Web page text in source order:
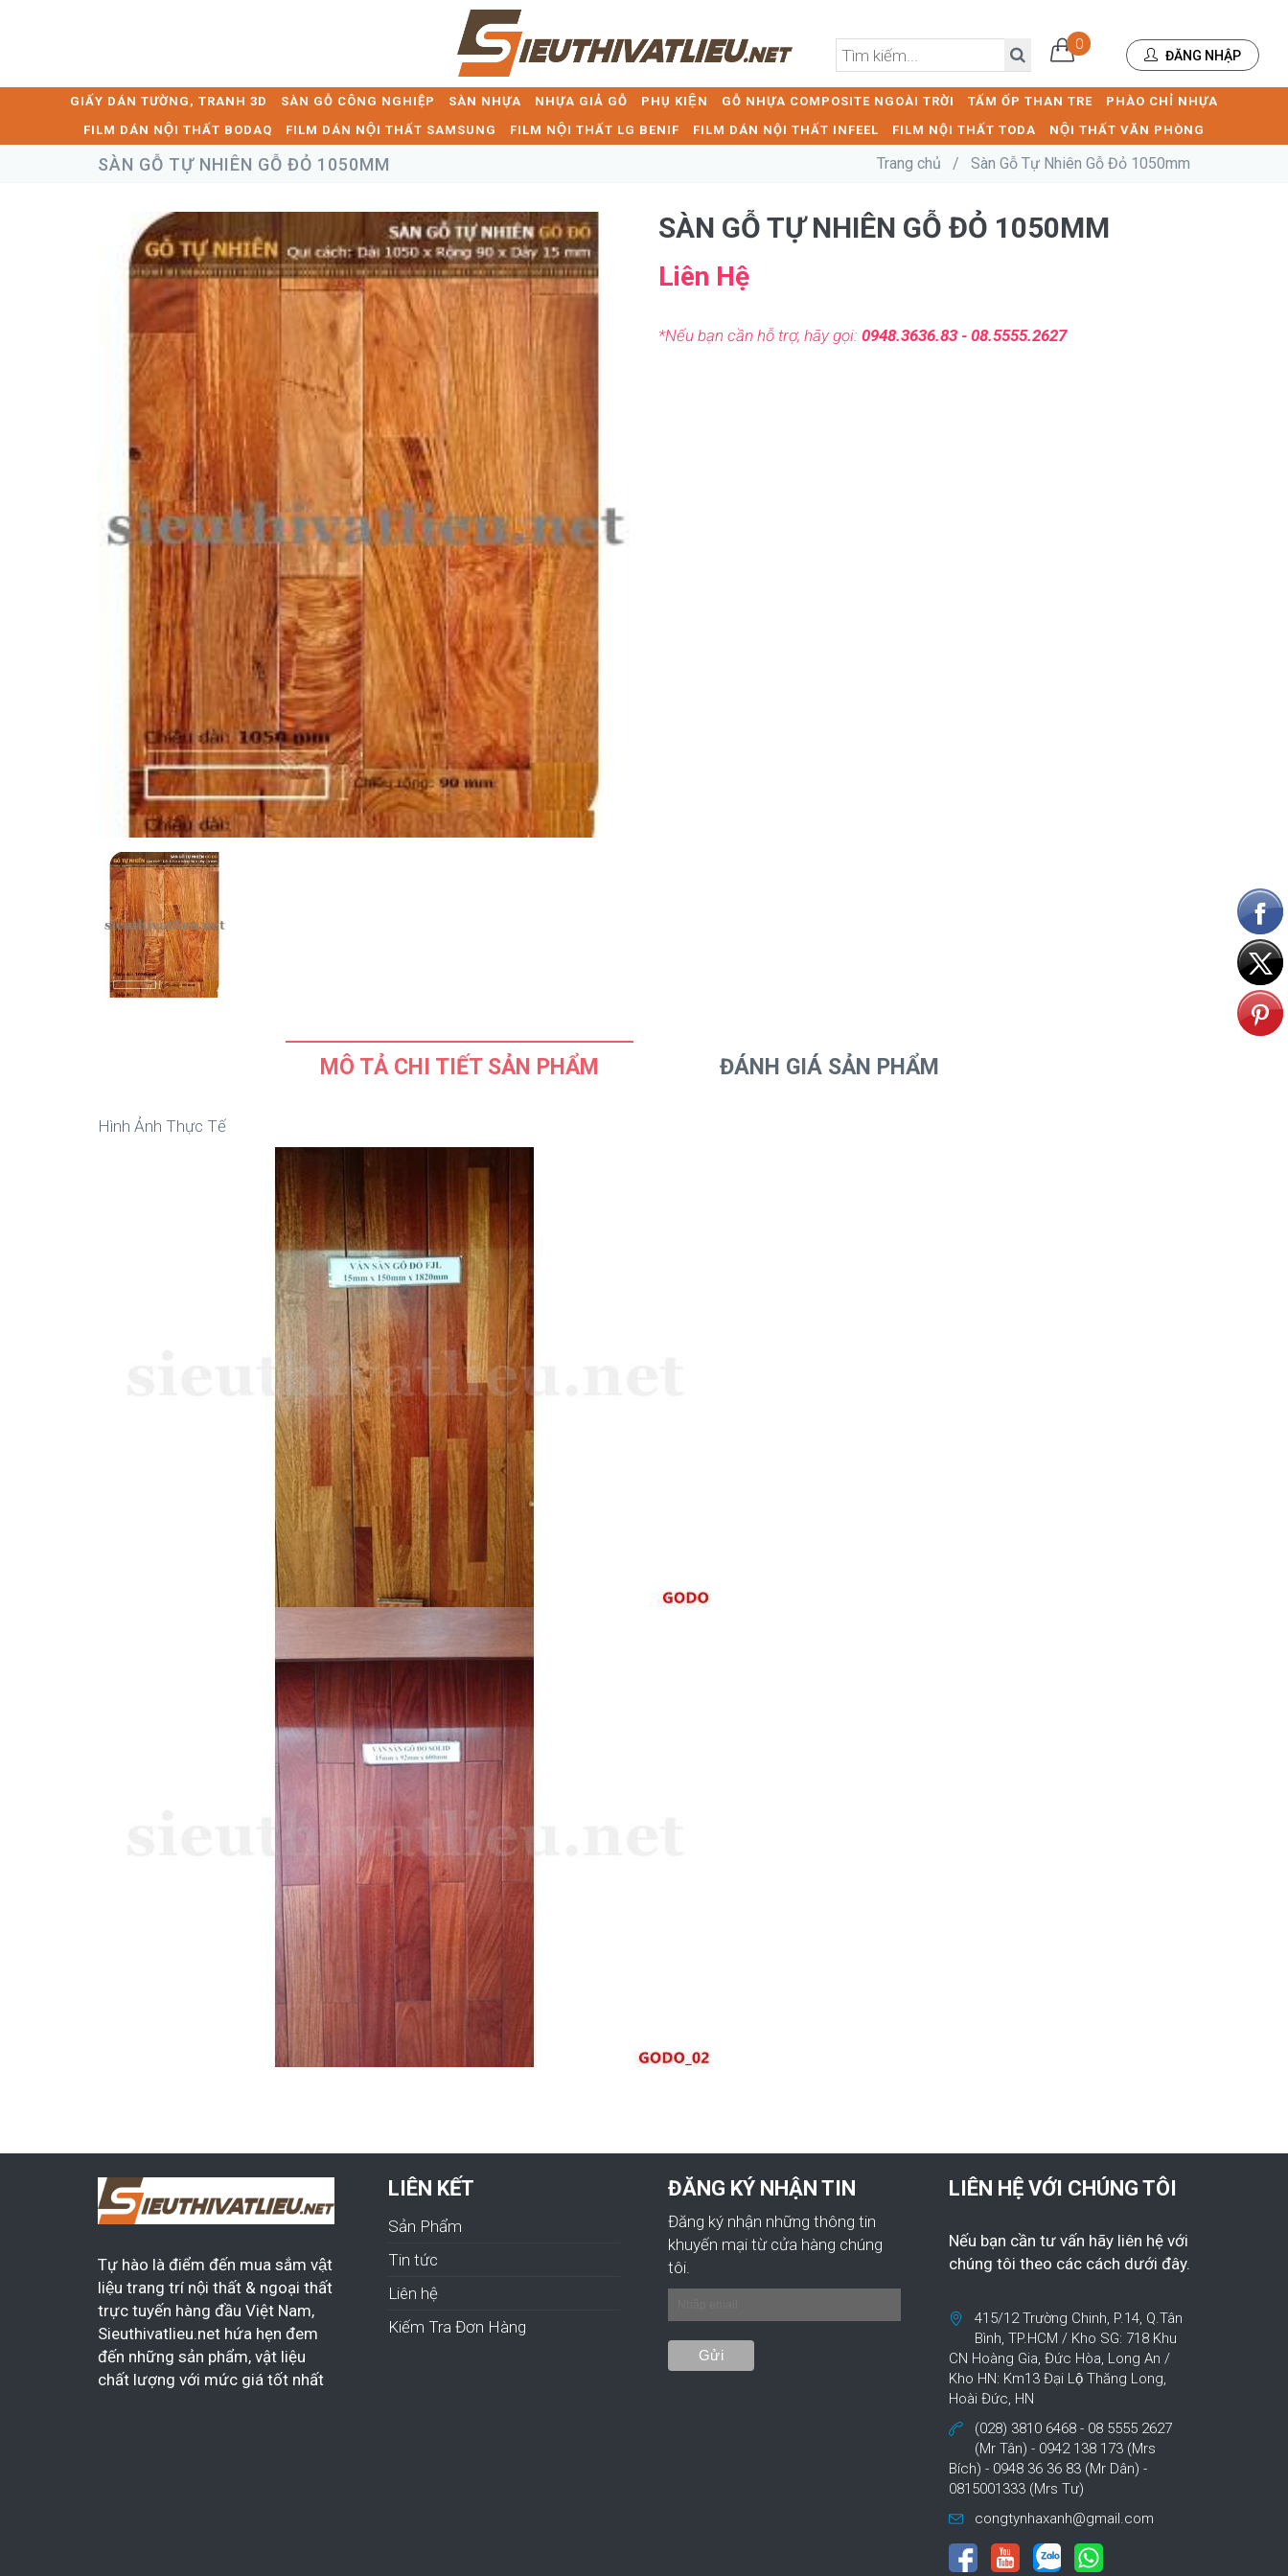
0
ĐĂNG NHẬP
GIẤY DÁN TƯỜNG, TRANH 3D SÀN GỖ CÔNG NGHIỆP SÀN NHỰA NHỰA GIẢ GỖ PHỤ KIỆN GỖ NHỰA COMPOSITE NGOÀI TRỜI TẤM ỐP THAN TRE
PHÀO CHỈ NHỰA
FILM DÁN NỘI THẤT BODAQ
FILM DÁN NỘI THẤT SAMSUNG FILM NỘI THẤT LG BENIF FILM DÁN NỘI THẤT INFEEL FILM NỘI THẤT TODA NỘI THẤT VĂN PHÒNG
SÀN GỖ TỰ NHIÊN GỖ ĐỎ 1050MM Trang chủ / Sàn Gỗ Tự Nhiên Gỗ Đỏ 1050mm
SÀN GỖ TỰ NHIÊN GỖ ĐỎ 1050MM
Liên Hệ
*Nếu bạn cần hỗ trợ, hãy gọi: 0948.3636.83 - 08.5555.2627
MÔ TẢ CHI TIẾT SẢN PHẨM ĐÁNH GIÁ SẢN PHẨM
Hình Ảnh Thực Tế
Tự hào là điểm đến mua sắm vật
liệu trang trí nội thất & ngoại thất
trực tuyến hàng đầu Việt Nam,
Sieuthivatlieu.net hứa hẹn đem
đến những sản phẩm, vật liệu
chất lượng với mức giá tốt nhất
LIÊN KẾT
Sản Phẩm
Tin tức
Liên hệ
Kiếm Tra Đơn Hàng
ĐĂNG KÝ NHẬN TIN
Đăng ký nhận những thông tin
khuyến mại từ cửa hàng chúng
tôi.
LIÊN HỆ VỚI CHÚNG TÔI
Nếu bạn cần tư vấn hãy liên hệ với
chúng tôi theo các cách dưới đây.
415/12 Trường Chinh, P.14, Q.Tân
Bình, TP.HCM / Kho SG: 718 Khu
CN Hoàng Gia, Đức Hòa, Long An /
Kho HN: Km13 Đại Lộ Thăng Long,
Hoài Đức, HN
(028) 3810 6468 - 08 5555 2627
(Mr Tân) - 0942 138 173 (Mrs
Bích) - 0948 36 36 83 (Mr Dân) -
0815001333 (Mrs Tư)
congtynhaxanh@gmail.com